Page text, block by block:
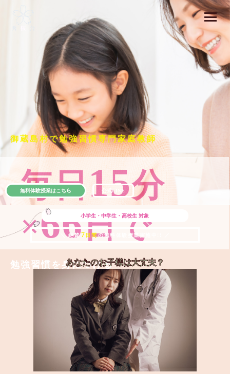
御蔵島村で勉強習慣専門家庭教師
毎日15分
×66日で
勉強習慣を身につける
小学生・中学生・高校生 対象
＼ 絶賛 7 日間の無料体験授業実施中!! ／
無料体験授業はこちら 公式LINE
あなたのお子様は大丈夫？